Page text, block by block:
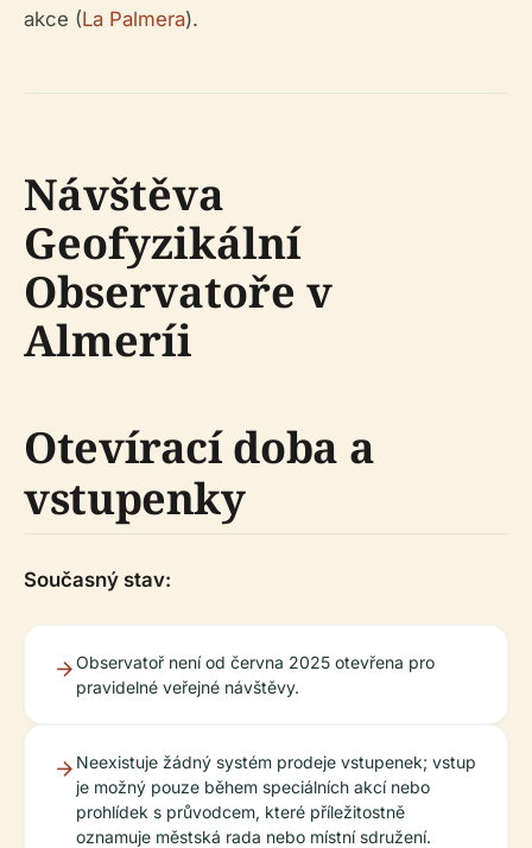
akce (La Palmera).
Návštěva
Geofyzikální
Observatoře v
Almeríi
Otevírací doba a
vstupenky
Současný stav:
Observatoř není od června 2025 otevřena pro
pravidelné veřejné návštěvy.
Neexistuje žádný systém prodeje vstupenek; vstup
je možný pouze během speciálních akcí nebo
prohlídek s průvodcem, které příležitostně
oznamuje městská rada nebo místní sdružení.